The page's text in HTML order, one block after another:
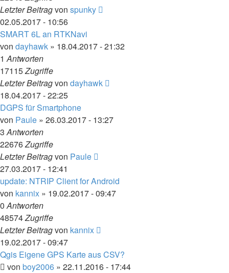
Letzter Beitragvon spunky
02.05.2017 - 10:56
SMART 6L an RTKNavi
von dayhawk » 18.04.2017 - 21:32
1Antworten
17115Zugriffe
Letzter Beitragvon dayhawk
18.04.2017 - 22:25
DGPS für Smartphone
von Paule » 26.03.2017 - 13:27
3Antworten
22676Zugriffe
Letzter Beitragvon Paule
27.03.2017 - 12:41
update: NTRIP Client for Android
von kannix » 19.02.2017 - 09:47
0Antworten
48574Zugriffe
Letzter Beitragvon kannix
19.02.2017 - 09:47
Qgis Eigene GPS Karte aus CSV?
von boy2006 » 22.11.2016 - 17:44